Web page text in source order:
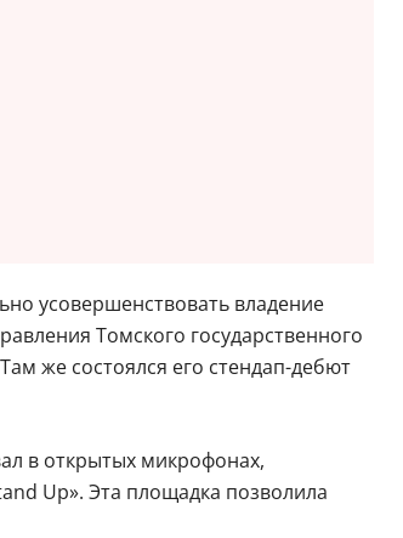
усовершенствовать владение
Томского государственного
же состоялся его стендап-дебют
в открытых микрофонах,
Up». Эта площадка позволила